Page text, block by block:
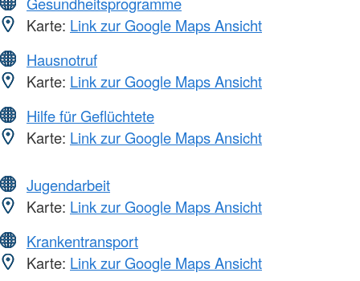
Karte: Link zur Google Maps Ansicht
Hausnotruf
Karte: Link zur Google Maps Ansicht
Hilfe für Geflüchtete
Karte: Link zur Google Maps Ansicht
Jugendarbeit
Karte: Link zur Google Maps Ansicht
Krankentransport
Karte: Link zur Google Maps Ansicht